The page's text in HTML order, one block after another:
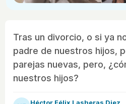
Tras un divorcio, o si ya
padre de nuestros hijos,
parejas nuevas, pero,
nuestros hijos?